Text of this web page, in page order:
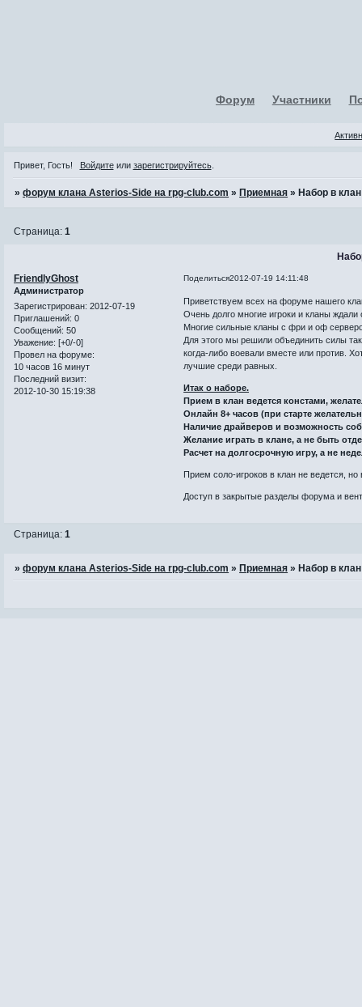
Форум Участники
Привет, Гость! Войдитеили зарегистрируйтесь.
»форум клана Asterios-Side на rpg-club.com » Приемная » Набор в клан
Страница:1
Поделиться2012-07-19 14:11:48
FriendlyGhost
Администратор
Зарегистрирован: 2012-07-19
Приглашений: 0
Сообщений: 50
Уважение: [+0/-0]
Провел на форуме:
10 часов 16 минут
Последний визит:
2012-10-30 15:19:38
Приветствуем всех на форуме нашего
Очень долго многие игроки и кланы ждали
Многие сильные кланы с фри и оф
Для этого мы решили объединить силы
когда-либо воевали вместе или против.
лучшие среди равных.
Итак о наборе.
Прием в клан ведется констами,
Онлайн 8+ часов (при старте
Наличие драйверов и возможность
Желание играть в клане, а не быть
Расчет на долгосрочную игру, а не
Прием соло-игроков в клан не ведется,
Доступ в закрытые разделы форума и
Страница:1
»форум клана Asterios-Side на rpg-club.com »Приемная »Набор в клан